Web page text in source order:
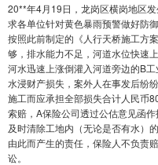
20**年4月19日，龙岗区横岗地区
求各单位针对黄色暴雨预警做好防
按照此前制定的《人行天桥施工方
够，排水能力不足，河道水位快速
河水迅速上涨倒灌入河道旁边的B
水浸财产损失，案外人在事发后纷
施工而应承担全部损失合计人民币
索赔，A保险公司透过公估意见函
及时清除工地内（无论是否有水）
由此而产生的责任，保险人不负责
讼。